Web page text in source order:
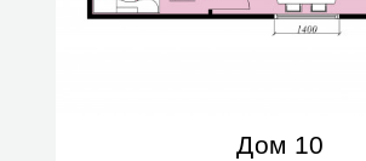
Дом 10